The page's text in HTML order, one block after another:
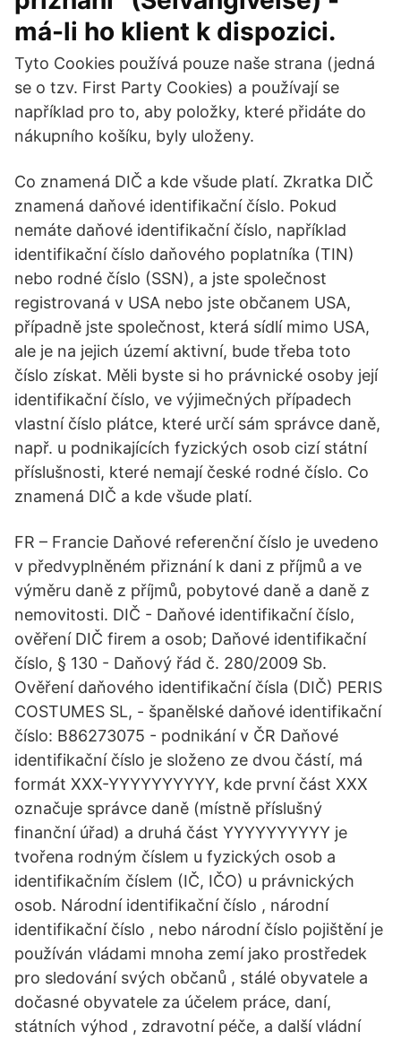
má-li ho klient k dispozici.
Tyto Cookies používá pouze naše strana (jedná
se o tzv. First Party Cookies) a používají se
například pro to, aby položky, které přidáte do
nákupního košíku, byly uloženy.
Co znamená DIČ a kde všude platí. Zkratka DIČ
znamená daňové identifikační číslo. Pokud
nemáte daňové identifikační číslo, například
identifikační číslo daňového poplatníka (TIN)
nebo rodné číslo (SSN), a jste společnost
registrovaná v USA nebo jste občanem USA,
případně jste společnost, která sídlí mimo USA,
ale je na jejich území aktivní, bude třeba toto
číslo získat. Měli byste si ho právnické osoby její
identifikační číslo, ve výjimečných případech
vlastní číslo plátce, které určí sám správce daně,
např. u podnikajících fyzických osob cizí státní
příslušnosti, které nemají české rodné číslo. Co
znamená DIČ a kde všude platí.
FR – Francie Daňové referenční číslo je uvedeno
v předvyplněném přiznání k dani z příjmů a ve
výměru daně z příjmů, pobytové daně a daně z
nemovitosti. DIČ - Daňové identifikační číslo,
ověření DIČ firem a osob; Daňové identifikační
číslo, § 130 - Daňový řád č. 280/2009 Sb.
Ověření daňového identifikační čísla (DIČ) PERIS
COSTUMES SL, - španělské daňové identifikační
číslo: B86273075 - podnikání v ČR Daňové
identifikační číslo je složeno ze dvou částí, má
formát XXX-YYYYYYYYYY, kde první část XXX
označuje správce daně (místně příslušný
finanční úřad) a druhá část YYYYYYYYYY je
tvořena rodným číslem u fyzických osob a
identifikačním číslem (IČ, IČO) u právnických
osob. Národní identifikační číslo , národní
identifikační číslo , nebo národní číslo pojištění je
používán vládami mnoha zemí jako prostředek
pro sledování svých občanů , stálé obyvatele a
dočasné obyvatele za účelem práce, daní,
státních výhod , zdravotní péče, a další vládní